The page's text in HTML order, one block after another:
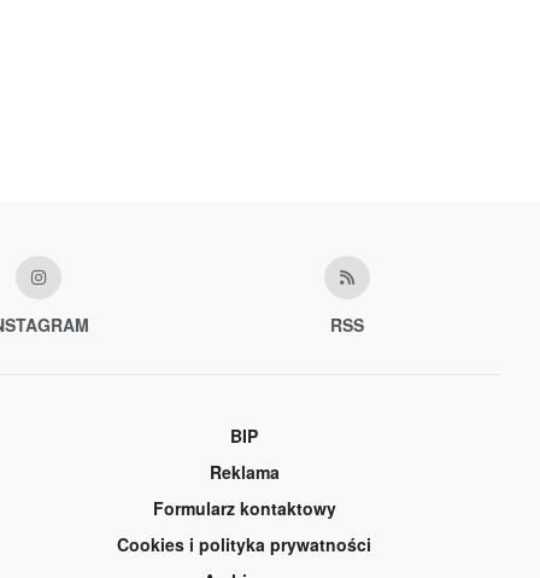
RSS
BIP
Reklama
Formularz kontaktowy
Cookies i polityka prywatności